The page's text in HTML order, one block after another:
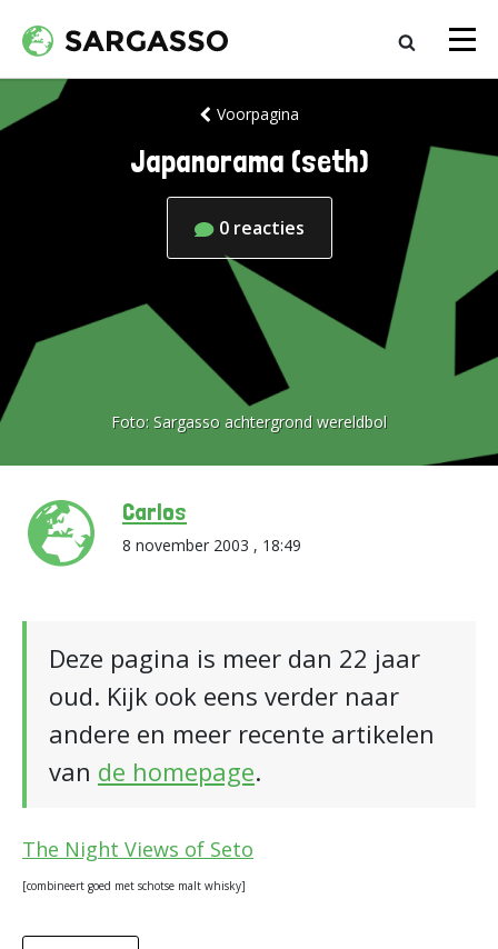
Voorpagina
Japanorama (seth)
0 reacties
Foto: Sargasso achtergrond wereldbol
Carlos
8 november 2003 , 18:49
Deze pagina is meer dan 22 jaar
oud. Kijk ook eens verder naar
andere en meer recente artikelen
van de homepage.
The Night Views of Seto
[combineert goed met schotse malt whisky]